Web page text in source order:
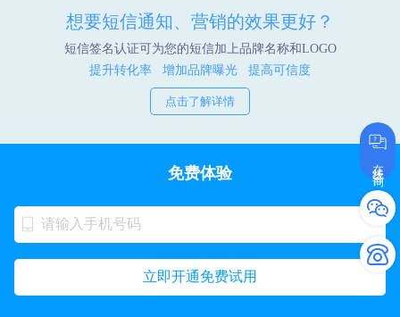
想要短信通知、营销的效果更好？
短信签名认证可为您的短信加上品牌名称和LOGO
提升转化率 增加品牌曝光 提高可信度
点击了解详情
在线咨询
免费体验
立即开通免费试用